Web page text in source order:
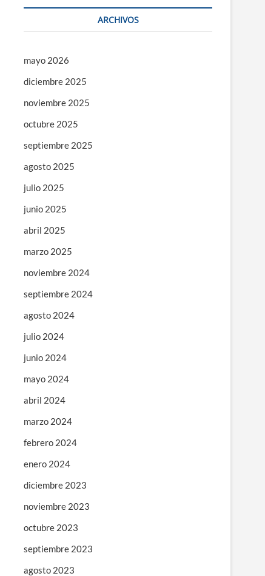
ARCHIVOS
mayo 2026
diciembre 2025
noviembre 2025
octubre 2025
septiembre 2025
agosto 2025
julio 2025
junio 2025
abril 2025
marzo 2025
noviembre 2024
septiembre 2024
agosto 2024
julio 2024
junio 2024
mayo 2024
abril 2024
marzo 2024
febrero 2024
enero 2024
diciembre 2023
noviembre 2023
octubre 2023
septiembre 2023
agosto 2023